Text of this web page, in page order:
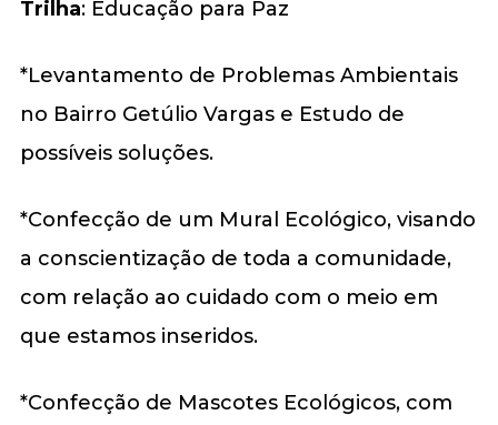
Trilha: Educação para Paz
*Levantamento de Problemas Ambientais
no Bairro Getúlio Vargas e Estudo de
possíveis soluções.
*Confecção de um Mural Ecológico, visando
a conscientização de toda a comunidade,
com relação ao cuidado com o meio em
que estamos inseridos.
*Confecção de Mascotes Ecológicos, com